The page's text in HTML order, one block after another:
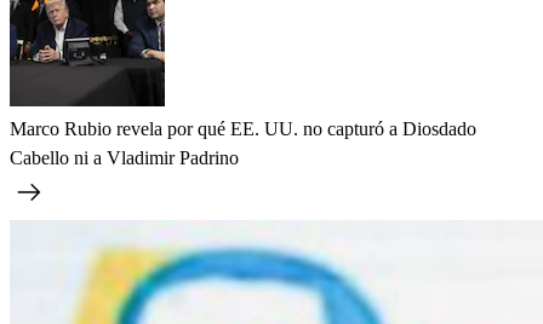
Marco Rubio revela por qué EE. UU. no capturó a Diosdado
Cabello ni a Vladimir Padrino